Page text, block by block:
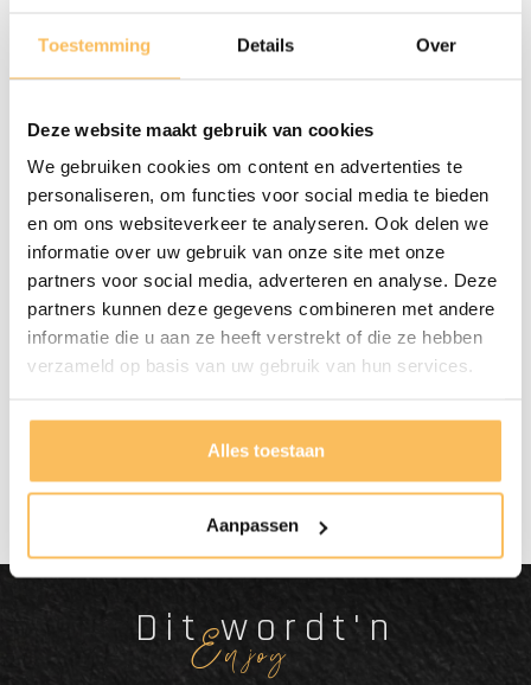
Toestemming Details Over
Deze website maakt gebruik van cookies
We gebruiken cookies om content en advertenties te
personaliseren, om functies voor social media te bieden
en om ons websiteverkeer te analyseren. Ook delen we
informatie over uw gebruik van onze site met onze
partners voor social media, adverteren en analyse. Deze
partners kunnen deze gegevens combineren met andere
informatie die u aan ze heeft verstrekt of die ze hebben
verzameld op basis van uw gebruik van hun services.
Alles toestaan
Aanpassen
Onderhoud
Door De Luchtvochtigheid En
Temperatuur Verschil Kan Het Hout
Altijd Nog Iets Werken, Wij Raden
Aan De Lades Na Installatie
Nauwkeurig Af Te Stellen.
vanaf €500.-
Dit wordt'n
Enjoy